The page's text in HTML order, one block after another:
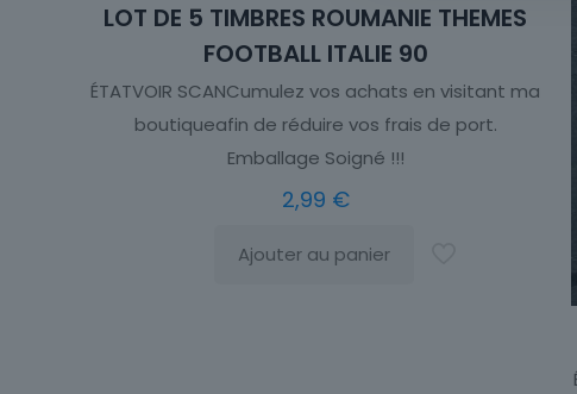
LOT DE 5 TIMBRES ROUMANIE THEMES
FOOTBALL ITALIE 90
ÉTATVOIR SCANCumulez vos achats en visitant ma
boutiqueafin de réduire vos frais de port.
Emballage Soigné !!!
2,99 €
Ajouter au panier